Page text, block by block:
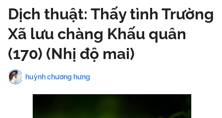
Dịch thuật: Thấy tình Trường
Xã lưu chàng Khấu quân
(170) (Nhị độ mai)
huỳnh chương hưng